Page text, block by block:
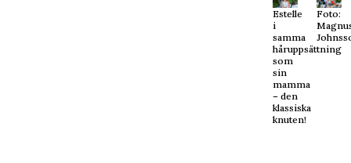
Estelle
i
samma
håruppsättning
som
sin
mamma
– den
klassiska
knuten!
Foto: